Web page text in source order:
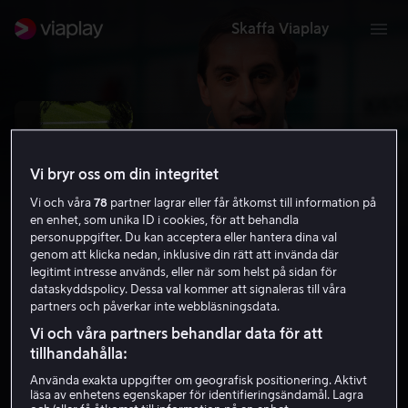
Skaffa Viaplay
Gary Neville's Soccerbox
2022 12 år
Vi bryr oss om din integritet
Vi och våra78 partner lagrar eller får åtkomst till information på
en enhet, som unika ID i cookies, för att behandla
personuppgifter. Du kan acceptera eller hantera dina val
genom att klicka nedan, inklusive din rätt att invända där
legitimt intresse används, eller när som helst på sidan för
dataskyddspolicy. Dessa val kommer att signaleras till våra
partners och påverkar inte webbläsningsdata.
Vi och våra partners behandlar data för att
tillhandahålla:
Använda exakta uppgifter om geografisk positionering. Aktivt
läsa av enhetens egenskaper för identifieringsändamål. Lagra